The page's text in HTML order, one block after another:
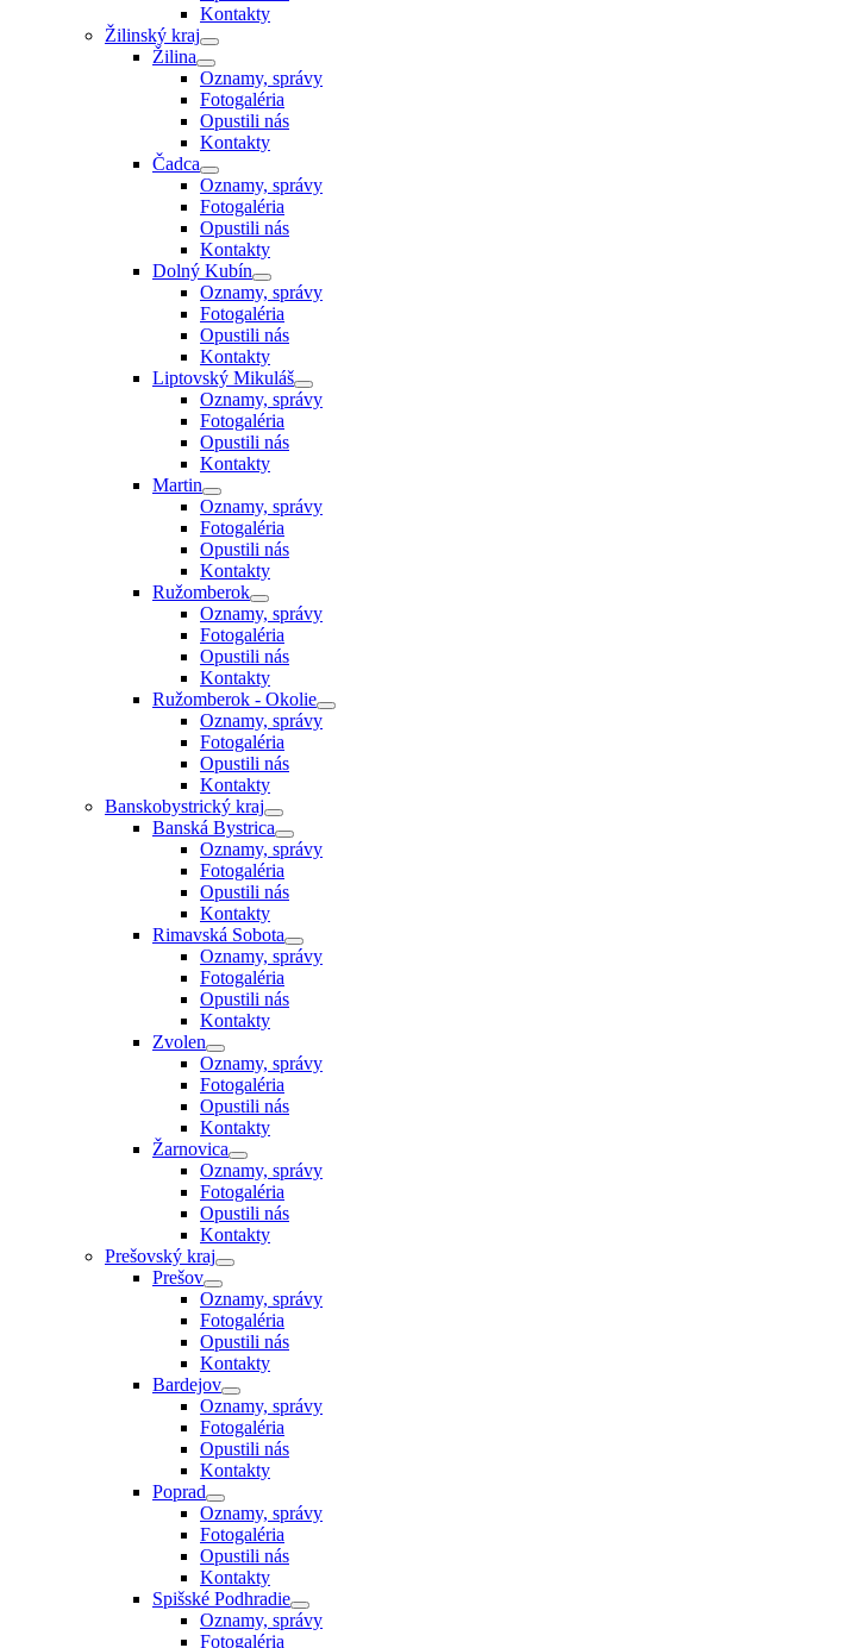
Kontakty
Žilinský kraj
Žilina
Oznamy, správy
Fotogaléria
Opustili nás
Kontakty
Čadca
Oznamy, správy
Fotogaléria
Opustili nás
Kontakty
Dolný Kubín
Oznamy, správy
Fotogaléria
Opustili nás
Kontakty
Liptovský Mikuláš
Oznamy, správy
Fotogaléria
Opustili nás
Kontakty
Martin
Oznamy, správy
Fotogaléria
Opustili nás
Kontakty
Ružomberok
Oznamy, správy
Fotogaléria
Opustili nás
Kontakty
Ružomberok - Okolie
Oznamy, správy
Fotogaléria
Opustili nás
Kontakty
Banskobystrický kraj
Banská Bystrica
Oznamy, správy
Fotogaléria
Opustili nás
Kontakty
Rimavská Sobota
Oznamy, správy
Fotogaléria
Opustili nás
Kontakty
Zvolen
Oznamy, správy
Fotogaléria
Opustili nás
Kontakty
Žarnovica
Oznamy, správy
Fotogaléria
Opustili nás
Kontakty
Prešovský kraj
Prešov
Oznamy, správy
Fotogaléria
Opustili nás
Kontakty
Bardejov
Oznamy, správy
Fotogaléria
Opustili nás
Kontakty
Poprad
Oznamy, správy
Fotogaléria
Opustili nás
Kontakty
Spišské Podhradie
Oznamy, správy
Fotogaléria